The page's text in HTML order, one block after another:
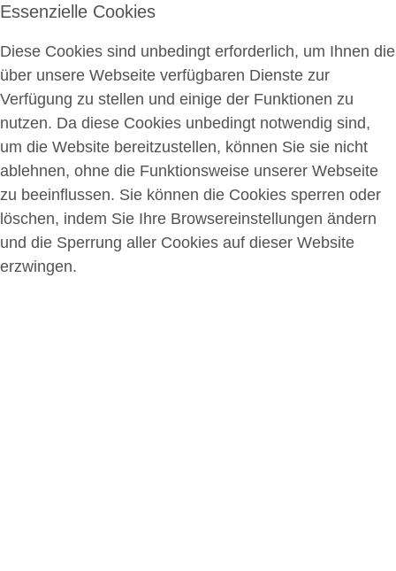
Essenzielle Cookies
Diese Cookies sind unbedingt erforderlich, um Ihnen die
über unsere Webseite verfügbaren Dienste zur
Verfügung zu stellen und einige der Funktionen zu
nutzen. Da diese Cookies unbedingt notwendig sind,
um die Website bereitzustellen, können Sie sie nicht
ablehnen, ohne die Funktionsweise unserer Webseite
zu beeinflussen. Sie können die Cookies sperren oder
löschen, indem Sie Ihre Browsereinstellungen ändern
und die Sperrung aller Cookies auf dieser Website
erzwingen.